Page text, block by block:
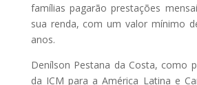
famílias pagarão prestações
sua renda, com um valor mínimo
anos.
Denílson Pestana da Costa, como
da ICM para a América Latina e